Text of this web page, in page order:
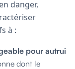
danger,
à :
pour autrui
dont le